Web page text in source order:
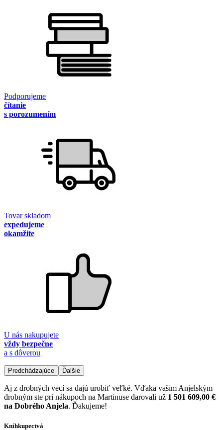
Podporujeme
čítanie
s porozumením
Tovar skladom
expedujeme
okamžite
U nás nakupujete
vždy bezpečne
a s dôverou
Predchádzajúce Ďalšie
Aj z drobných vecí sa dajú urobiť veľké. Vďaka vašim Anjelským
drobným ste pri nákupoch na Martinuse darovali už 1 501 609,00 €
na Dobrého Anjela. Ďakujeme!
Kníhkupectvá